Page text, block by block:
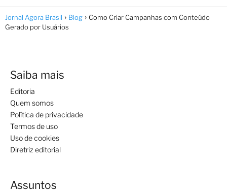
Jornal Agora Brasil Blog
Como Criar Campanhas com Conteúdo
Gerado por Usuários
Saiba mais
Editoria
Quem somos
Política de privacidade
Termos de uso
Uso de cookies
Diretriz editorial
Assuntos